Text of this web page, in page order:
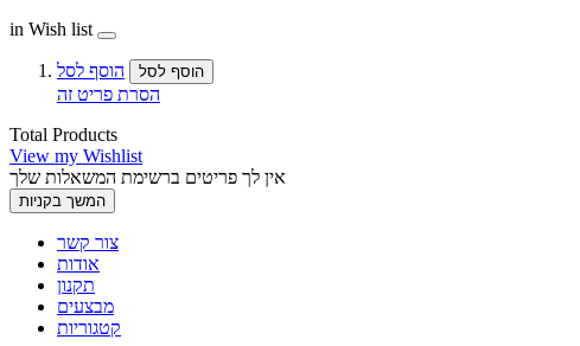
in Wish list
הוסף לסל הוסף לסל
הסרת פריט זה
Total Products
View my Wishlist
אין לך פריטים ברשימת המשאלות שלך
המשך בקניות
צור קשר
אודות
תקנון
מבצעים
קטגוריות